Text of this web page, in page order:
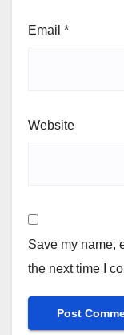
Email *
Website
Save my name,
the next time I